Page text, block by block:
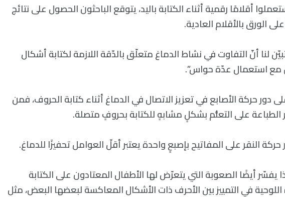
أقلامًا رقمية أثناء الكتابة باليد، يتوقع الباحثون الحصول على نتائج
الورق بالأقلام العادية.
لنا أنّ التفاوت في نشاط الدماغ متعلّق بالدّقة اللازمة لكتابة أشكال
مع استعمال عدّة حواس”.
دور حركة الأصابع في تعزيز الاتصال في الدماغ أثناء كتابة الحروف، فمن
الطباعة على التعلُّم بشكلٍ مشابهٍ للكتابة بحروفٍ متصلة.
حركة النقر على المفاتيح بإصبعٍ واحدة يعتبر أقلّ العوامل تحفيزًا للدماغ.
يفسّر أيضًا الصعوبة التي يتعرّض لها الأطفال المعتادون على الكتابة
في التمييز بين الأحرف ذات الأشكال المعاكسة لبعضها البعض، مثل